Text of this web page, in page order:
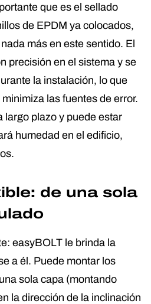
que es el sellado
de EPDM ya colocados,
más en este sentido. El
precisión en el sistema y se
la instalación, lo que
las fuentes de error.
largo plazo y puede estar
humedad en el edificio,
de una sola
easyBOLT le brinda la
a él. Puede montar los
sola capa (montando
la dirección de la inclinación